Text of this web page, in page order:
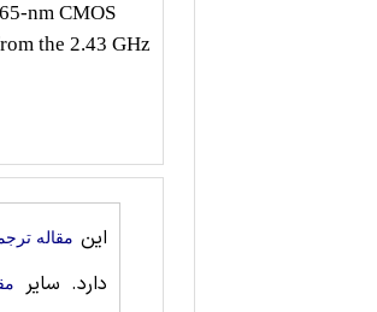
nm CMOS
the 2.43 GHz
این مقاله
دارد. سایر